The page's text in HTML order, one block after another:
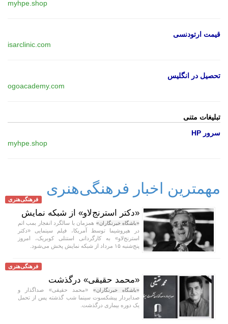
myhpe.shop
قیمت ارتودنسی
isarclinic.com
تحصیل در انگلیس
ogoacademy.com
تبلیغات متنی
سرور HP
myhpe.shop
مهمترین اخبار فرهنگی‌هنری
فرهنگی‌هنری
«دکتر استرنج‌لاو» از شبکه نمایش
«باشگاه خبرنگاران» همزمان با سالگرد انفجار بمب اتم
در هیروشیما توسط آمریکا، فیلم سینمایی «دکتر
استرنج‌لاو» به کارگردانی استنلی کوبریک، امروز
پنج‌شنبه ۱۵ مرداد از شبکه نمایش پخش می‌شود.
فرهنگی‌هنری
«محمد حقیقی» درگذشت
«باشگاه خبرنگاران» «محمد حقیقی» صداگذار و
صدابردار پیشکسوت سینما شب گذشته پس از تحمل
یک دوره بیماری درگذشت.